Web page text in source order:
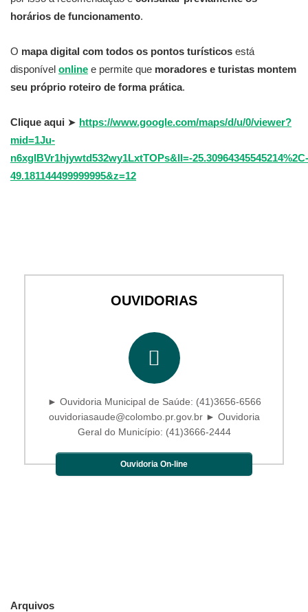
horários de funcionamento.
O mapa digital com todos os pontos turísticos está
disponível online e permite que moradores e turistas montem
seu próprio roteiro de forma prática.
Clique aqui ➤ https://www.google.com/maps/d/u/0/viewer?
mid=1Ju-
n6xgIBVr1hjywtd532wy1LxtTOPs&ll=-25.30964345545214%2C-
49.181144499999995&z=12
OUVIDORIAS
► Ouvidoria Municipal de Saúde: (41)3656-6566
ouvidoriasaude@colombo.pr.gov.br ► Ouvidoria
Geral do Município: (41)3666-2444
Ouvidoria On-line
Arquivos